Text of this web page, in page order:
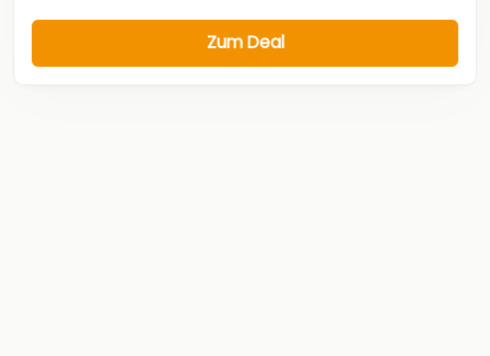
Zum Deal